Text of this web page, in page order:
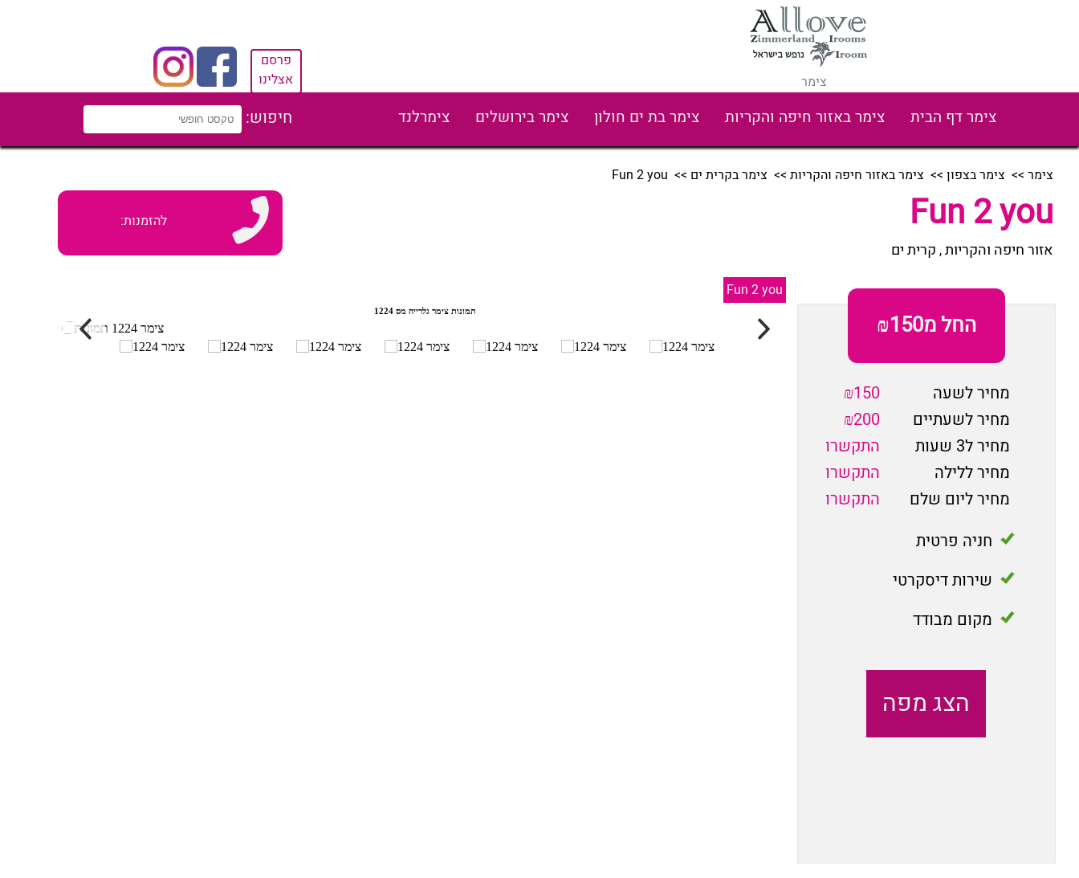
צימר
פרסם
אצלינו
צימר דף הבית צימר באזור חיפה והקריות צימר בת ים חולון צימר בירושלים צימרלנד חיפוש:
צימר >> צימר בצפון >> צימר באזור חיפה והקריות >> צימר בקרית ים >> Fun 2 you
Fun 2 you
אזור חיפה והקריות, קרית ים
להזמנות:
החל מ₪150
מחיר לשעה
₪150
מחיר לשעתיים
₪200
מחיר ל3 שעות
התקשרו
מחיר ללילה
התקשרו
מחיר ליום שלם
התקשרו
חניה פרטית
שירות דיסקרטי
מקום מבודד
הצג מפה
Fun 2 you